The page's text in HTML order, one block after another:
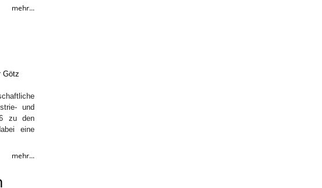
mehr...
und
zu den
eine
mehr...